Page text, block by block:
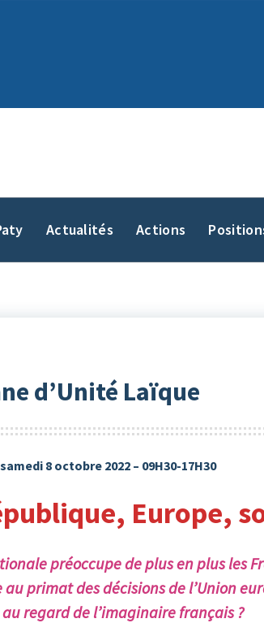
Actualités Actions
d’Unité Laïque
8 octobre 2022 – 09H30-17H30
Europe,
préoccupe de plus en plus les
primat des décisions de l’Union
regard de l’imaginaire français ?